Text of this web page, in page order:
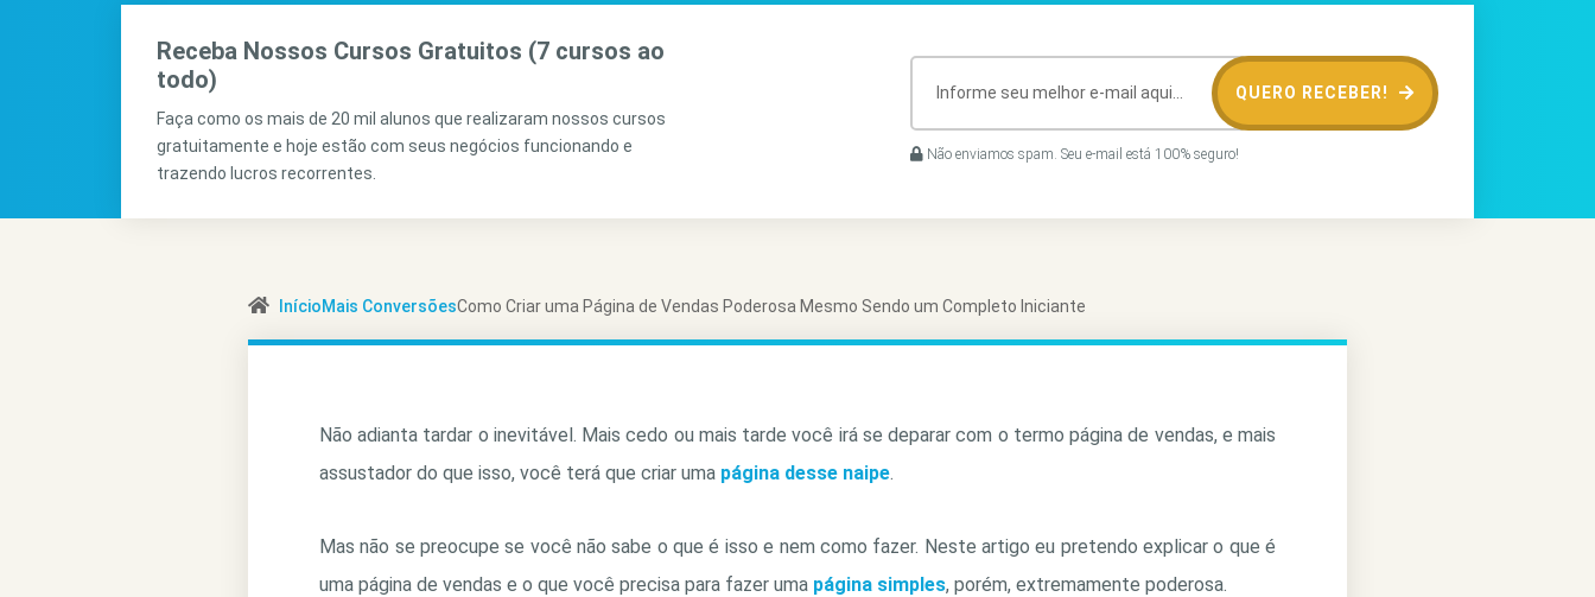
Receba Nossos Cursos Gratuitos (7 cursos ao
todo)
Faça como os mais de 20 mil alunos que realizaram nossos cursos
gratuitamente e hoje estão com seus negócios funcionando e
trazendo lucros recorrentes.
Não enviamos spam. Seu e-mail está 100% seguro!
QUERO RECEBER!
InícioMais ConversõesComo Criar uma Página de Vendas Poderosa Mesmo Sendo um Completo Iniciante
Não adianta tardar o inevitável. Mais cedo ou mais tarde você irá se deparar com o termo página de vendas, e mais
assustador do que isso, você terá que criar uma página desse naipe.
Mas não se preocupe se você não sabe o que é isso e nem como fazer. Neste artigo eu pretendo explicar o que é
uma página de vendas e o que você precisa para fazer uma página simples, porém, extremamente poderosa.